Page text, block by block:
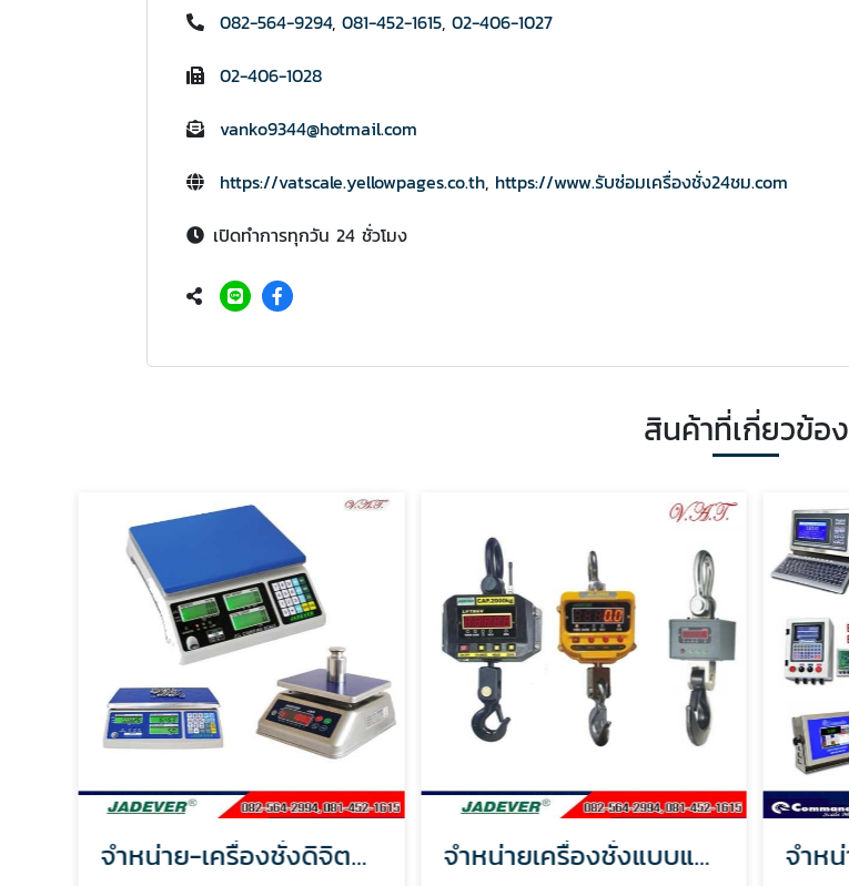
082-564-9294, 081-452-1615, 02-406-1027
02-406-1028
vanko9344@hotmail.com
https://vatscale.yellowpages.co.th, https://www.รับซ่อมเครื่องชั่ง24ชม.com
เปิดทำการทุกวัน 24 ชั่วโมง
สินค้าที่เกี่ยวข้อง
จำหน่าย-เครื่องชั่งดิจิตอล-สมุทรปราการ จำหน่ายเครื่องชั่งแบบแขวน-สมุทรปราการ